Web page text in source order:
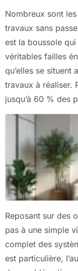
Nombreux sont
travaux sans
est la boussole
véritables failles
qu’elles se
travaux à réaliser.
jusqu’à 60 % des
Reposant sur des
pas à une simple
complet des
est particulière,